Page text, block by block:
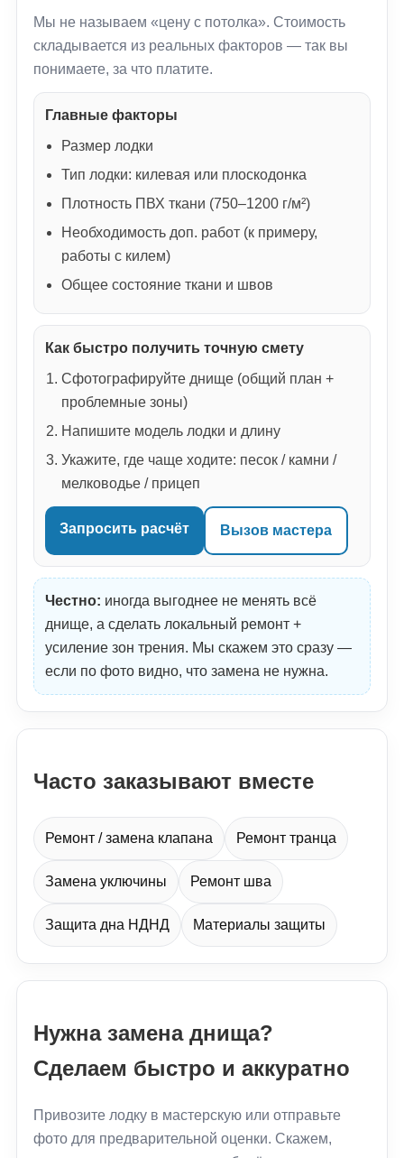
Мы не называем «цену с потолка». Стоимость
складывается из реальных факторов — так вы
понимаете, за что платите.
Главные факторы
Размер лодки
Тип лодки: килевая или плоскодонка
Плотность ПВХ ткани (750–1200 г/м²)
Необходимость доп. работ (к примеру,
работы с килем)
Общее состояние ткани и швов
Как быстро получить точную смету
Сфотографируйте днище (общий план +
проблемные зоны)
Напишите модель лодки и длину
Укажите, где чаще ходите: песок / камни /
мелководье / прицеп
Запросить расчёт Вызов мастера
Честно: иногда выгоднее не менять всё
днище, а сделать локальный ремонт +
усиление зон трения. Мы скажем это сразу —
если по фото видно, что замена не нужна.
Часто заказывают вместе
Ремонт / замена клапана Ремонт транца
Замена уключины Ремонт шва
Защита дна НДНД Материалы защиты
Нужна замена днища?
Сделаем быстро и аккуратно
Привозите лодку в мастерскую или отправьте
фото для предварительной оценки. Скажем,